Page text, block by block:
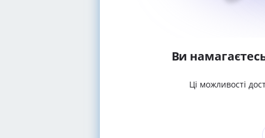
Ви
Ці можливості